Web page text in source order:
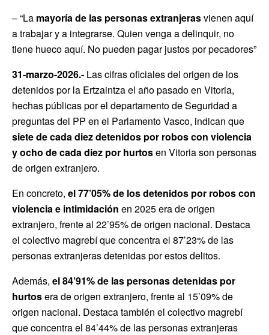
– “La mayoría de las personas extranjerasvienen aquí
a trabajar y a integrarse. Quien venga a delinquir, no
tiene hueco aquí. No pueden pagar justos por pecadores”
31-marzo-2026.- Las cifras oficiales del origen de los
detenidos por la Ertzaintza el año pasado en Vitoria,
hechas públicas por el departamento de Seguridad a
preguntas del PP en el Parlamento Vasco, indican que
siete de cada diez detenidos por robos con violencia
y ocho de cada diez por hurtosen Vitoria son personas
de origen extranjero.
En concreto, el 77’05% de los detenidos por robos con
violencia e intimidación en 2025 era de origen
extranjero, frente al 22’95% de origen nacional. Destaca
el colectivo magrebí que concentra el 87’23% de las
personas extranjeras detenidas por estos delitos.
Además, el 84’91% de las personas detenidas por
hurtosera de origen extranjero, frente al 15’09% de
origen nacional. Destaca también el colectivo magrebí
que concentra el 84’44% de las personas extranjeras